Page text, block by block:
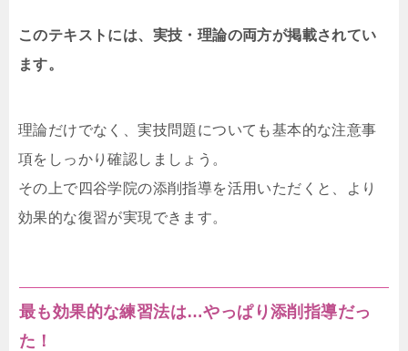
このテキストには、実技・理論の両方が掲載されてい
ます。
理論だけでなく、実技問題についても基本的な注意事
項をしっかり確認しましょう。
その上で四谷学院の添削指導を活用いただくと、より
効果的な復習が実現できます。
最も効果的な練習法は…やっぱり添削指導だっ
た！